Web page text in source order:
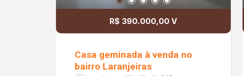
R$ 390.000,00 V
Casa geminada à venda no
bairro Laranjeiras